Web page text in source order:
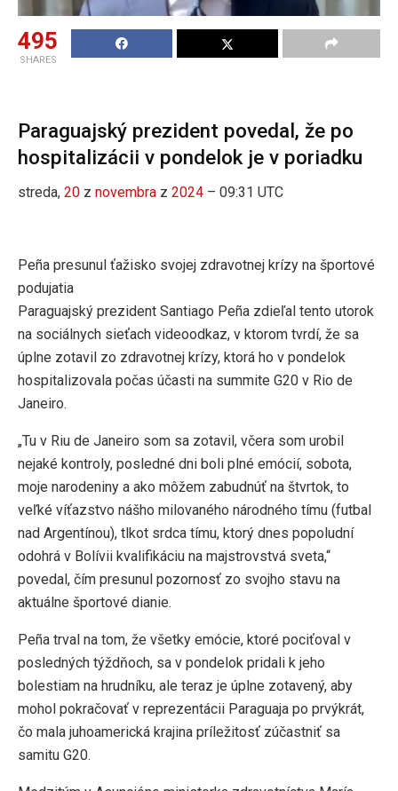
495
SHARES
Paraguajský prezident povedal, že po
hospitalizácii v pondelok je v poriadku
streda, 20 z novembra z 2024 – 09:31 UTC
Peña presunul ťažisko svojej zdravotnej krízy na športové
podujatia
Paraguajský prezident Santiago Peña zdieľal tento utorok
na sociálnych sieťach videoodkaz, v ktorom tvrdí, že sa
úplne zotavil zo zdravotnej krízy, ktorá ho v pondelok
hospitalizovala počas účasti na summite G20 v Rio de
Janeiro.
„Tu v Riu de Janeiro som sa zotavil, včera som urobil
nejaké kontroly, posledné dni boli plné emócií, sobota,
moje narodeniny a ako môžem zabudnúť na štvrtok, to
veľké víťazstvo nášho milovaného národného tímu (futbal
nad Argentínou), tlkot srdca tímu, ktorý dnes popoludní
odohrá v Bolívii kvalifikáciu na majstrovstvá sveta,“
povedal, čím presunul pozornosť zo svojho stavu na
aktuálne športové dianie.
Peña trval na tom, že všetky emócie, ktoré pociťoval v
posledných týždňoch, sa v pondelok pridali k jeho
bolestiam na hrudníku, ale teraz je úplne zotavený, aby
mohol pokračovať v reprezentácii Paraguaja po prvýkrát,
čo mala juhoamerická krajina príležitosť zúčastniť sa
samitu G20.